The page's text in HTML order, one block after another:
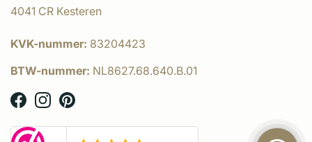
4041 CR Kesteren
KVK-nummer: 83204423
BTW-nummer: NL8627.68.640.B.01